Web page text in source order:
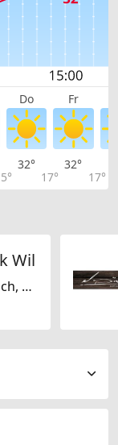
Do Fr
32°
17°
32°
17°
Wil
Schweizerisch, Europäisch, Mitteleuropäisch